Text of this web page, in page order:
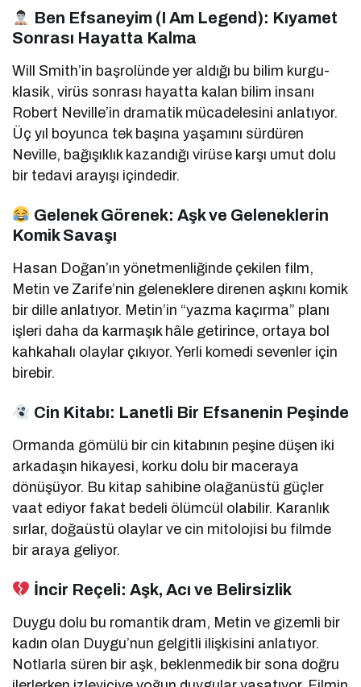
Ben Efsaneyim (I Am Legend): Kıyamet
Sonrası Hayatta Kalma
Will Smith’in başrolünde yer aldığı bu bilim kurgu-
klasik, virüs sonrası hayatta kalan bilim insanı
Robert Neville’in dramatik mücadelesini anlatıyor.
Üç yıl boyunca tek başına yaşamını sürdüren
Neville, bağışıklık kazandığı virüse karşı umut dolu
bir tedavi arayışı içindedir.
Gelenek Görenek: Aşk ve Geleneklerin
Komik Savaşı
Hasan Doğan’ın yönetmenliğinde çekilen film,
Metin ve Zarife’nin geleneklere direnen aşkını komik
bir dille anlatıyor. Metin’in “yazma kaçırma” planı
işleri daha da karmaşık hâle getirince, ortaya bol
kahkahalı olaylar çıkıyor. Yerli komedi sevenler için
birebir.
Cin Kitabı: Lanetli Bir Efsanenin Peşinde
Ormanda gömülü bir cin kitabının peşine düşen iki
arkadaşın hikayesi, korku dolu bir maceraya
dönüşüyor. Bu kitap sahibine olağanüstü güçler
vaat ediyor fakat bedeli ölümcül olabilir. Karanlık
sırlar, doğaüstü olaylar ve cin mitolojisi bu filmde
bir araya geliyor.
İncir Reçeli: Aşk, Acı ve Belirsizlik
Duygu dolu bu romantik dram, Metin ve gizemli bir
kadın olan Duygu’nun gelgitli ilişkisini anlatıyor.
Notlarla süren bir aşk, beklenmedik bir sona doğru